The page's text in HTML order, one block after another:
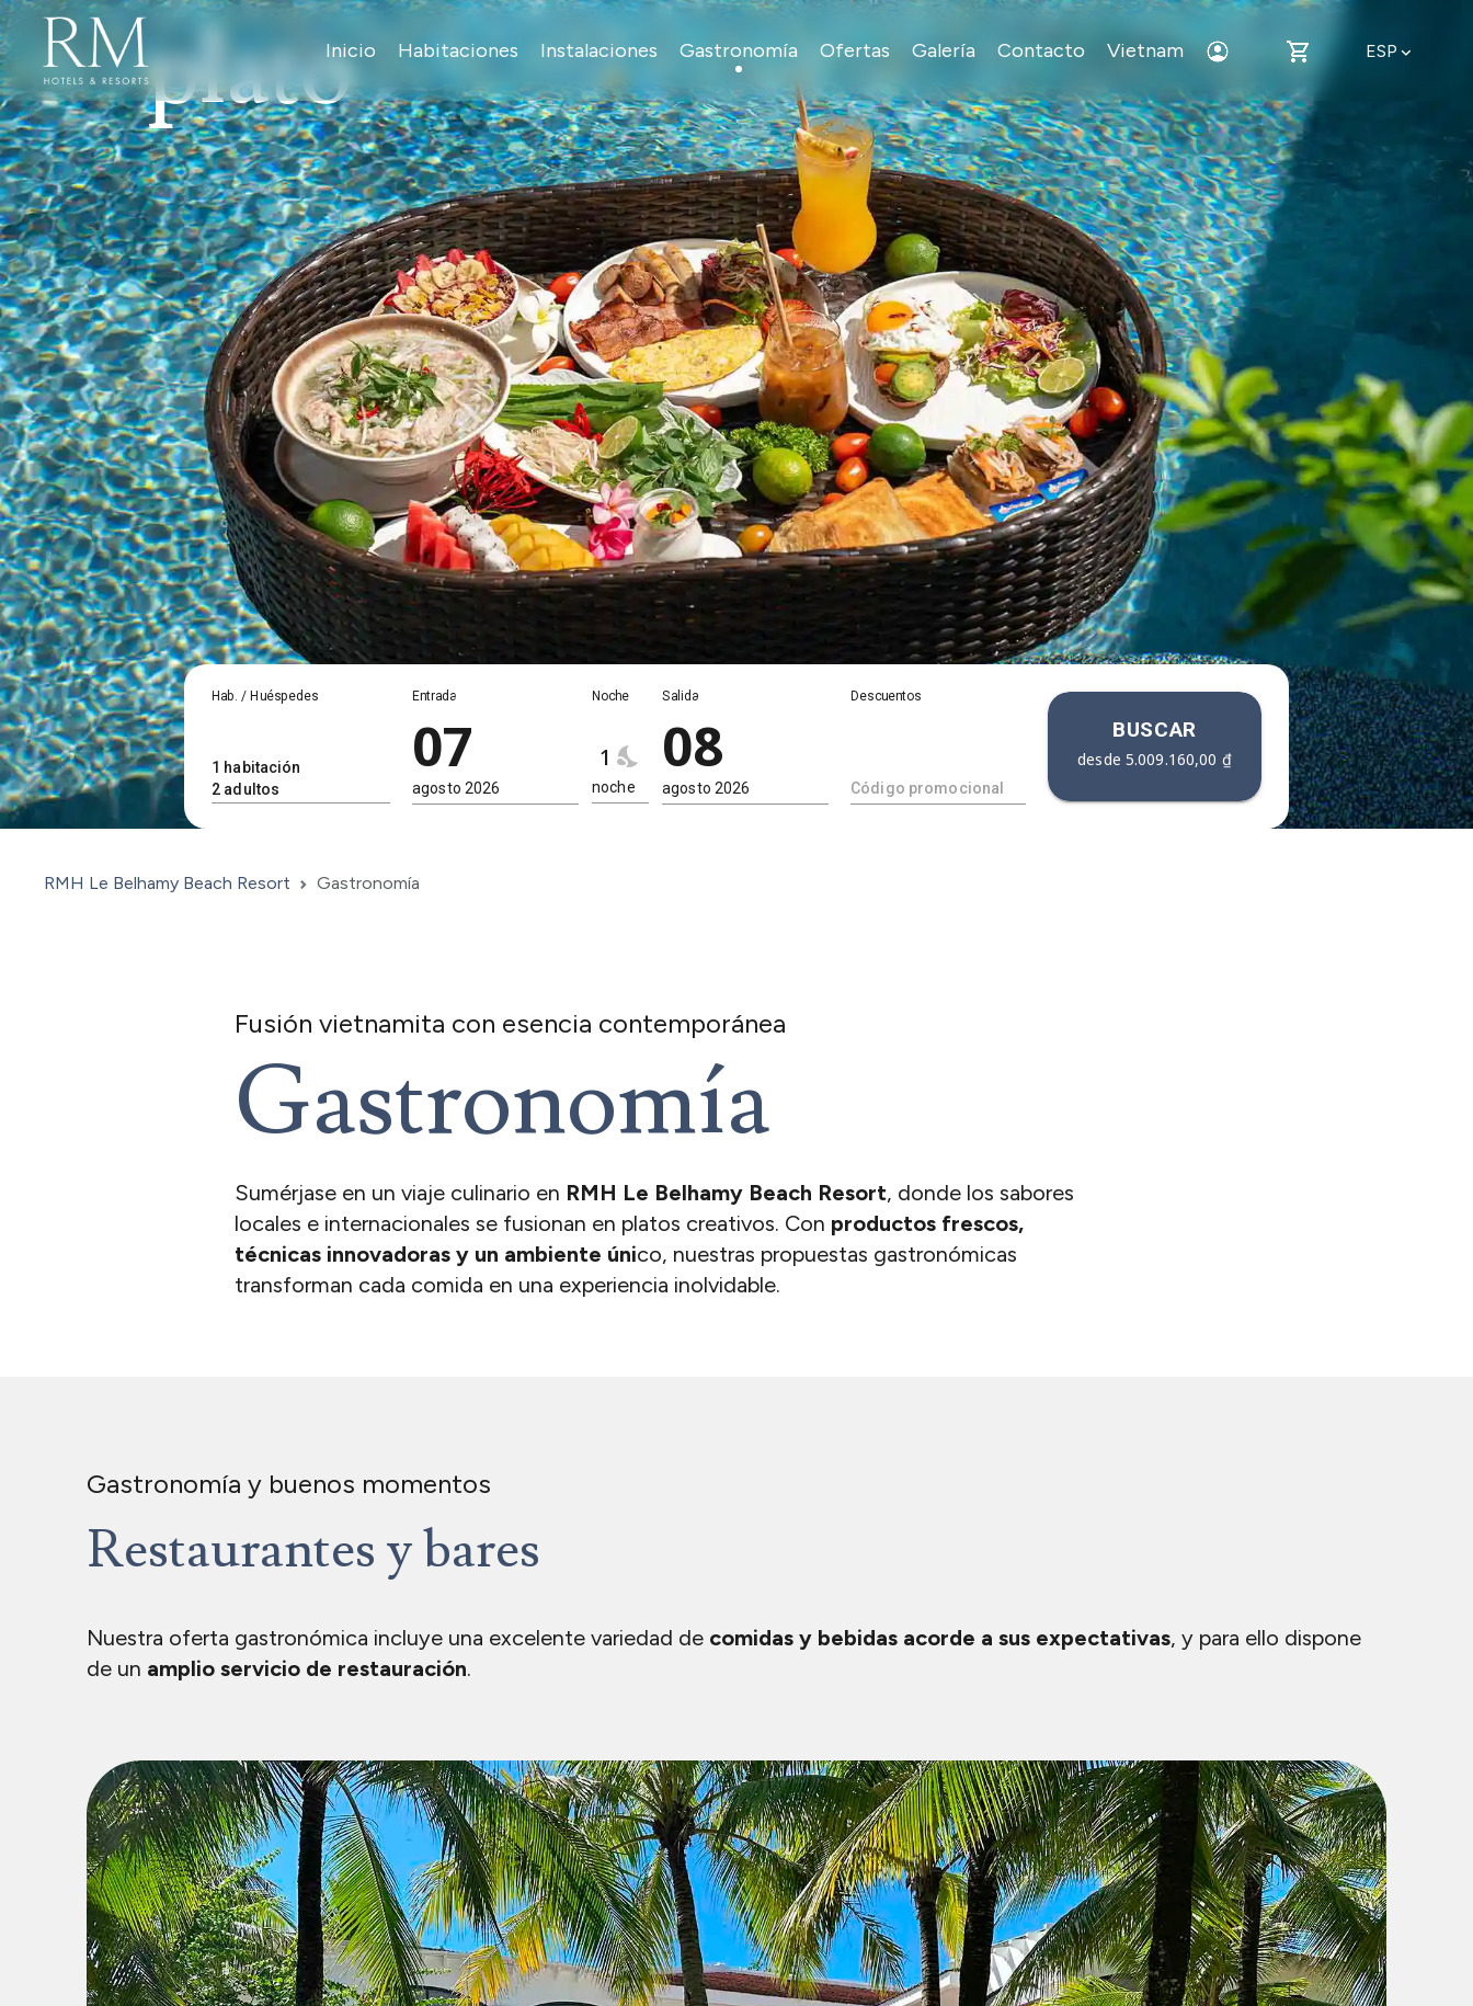
Inicio Habitaciones Instalaciones Gastronomía Ofertas Galería Contacto Vietnam ESP
plato
Hab. / Huéspedes Entrada
07
Noche
Noche
1
Salida
08
Descuentos
BUSCAR
desde 5.009.160,00 ₫
RMH Le Belhamy Beach Resort Gastronomía
Fusión vietnamita con esencia contemporánea
Gastronomía
Sumérjase en un viaje culinario en RMH Le Belhamy Beach Resort, donde los sabores
locales e internacionales se fusionan en platos creativos. Con productos frescos,
técnicas innovadoras y un ambiente único, nuestras propuestas gastronómicas
transforman cada comida en una experiencia inolvidable.
Gastronomía y buenos momentos
Restaurantes y bares
Nuestra oferta gastronómica incluye una excelente variedad de comidas y bebidas acorde a sus expectativas, y para ello dispone
de un amplio servicio de restauración.